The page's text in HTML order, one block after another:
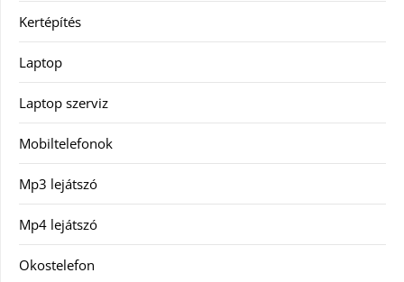
Kertépítés
Laptop
Laptop szerviz
Mobiltelefonok
Mp3 lejátszó
Mp4 lejátszó
Okostelefon